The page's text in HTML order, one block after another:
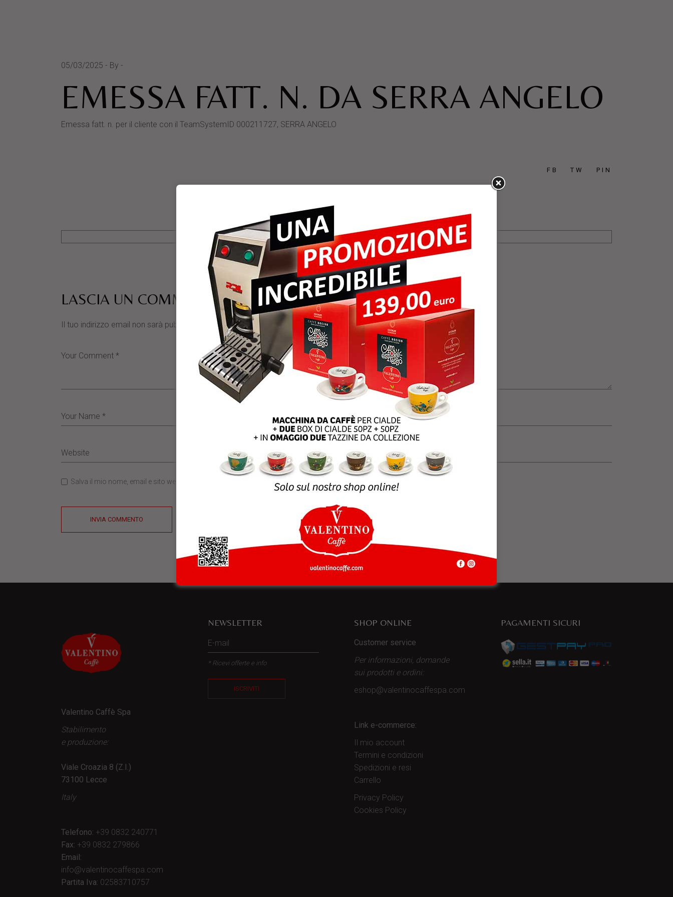
05/03/2025 By
EMESSA FATT. N. DA SERRA ANGELO
Emessa fatt. n. per il cliente con il TeamSystemID 000211727, SERRA ANGELO
FB TW PIN
LASCIA UN COMMENTO
Il tuo indirizzo email non sarà pubblicato. I campi obbligatori sono contrassegnati
Salva il mio nome, email e sito web in questo browser per la prossima volta che commento.
INVIA COMMENTO
Valentino Caffè Spa
Stabilimento
e produzione:
Viale Croazia 8 (Z.I.)
73100 Lecce
Italy
Telefono: +39 0832 240771
Fax: +39 0832 279866
Email:
info@valentinocaffespa.com
Partita Iva: 02583710757
NEWSLETTER
* Ricevi offerte e info
ISCRIVITI
SHOP ONLINE
Customer service
Per informazioni, domande
sui prodotti e ordini:
eshop@valentinocaffespa.com
Link e-commerce:
Il mio account
Termini e condizioni
Spedizioni e resi
Carrello
Privacy Policy
Cookies Policy
PAGAMENTI SICURI